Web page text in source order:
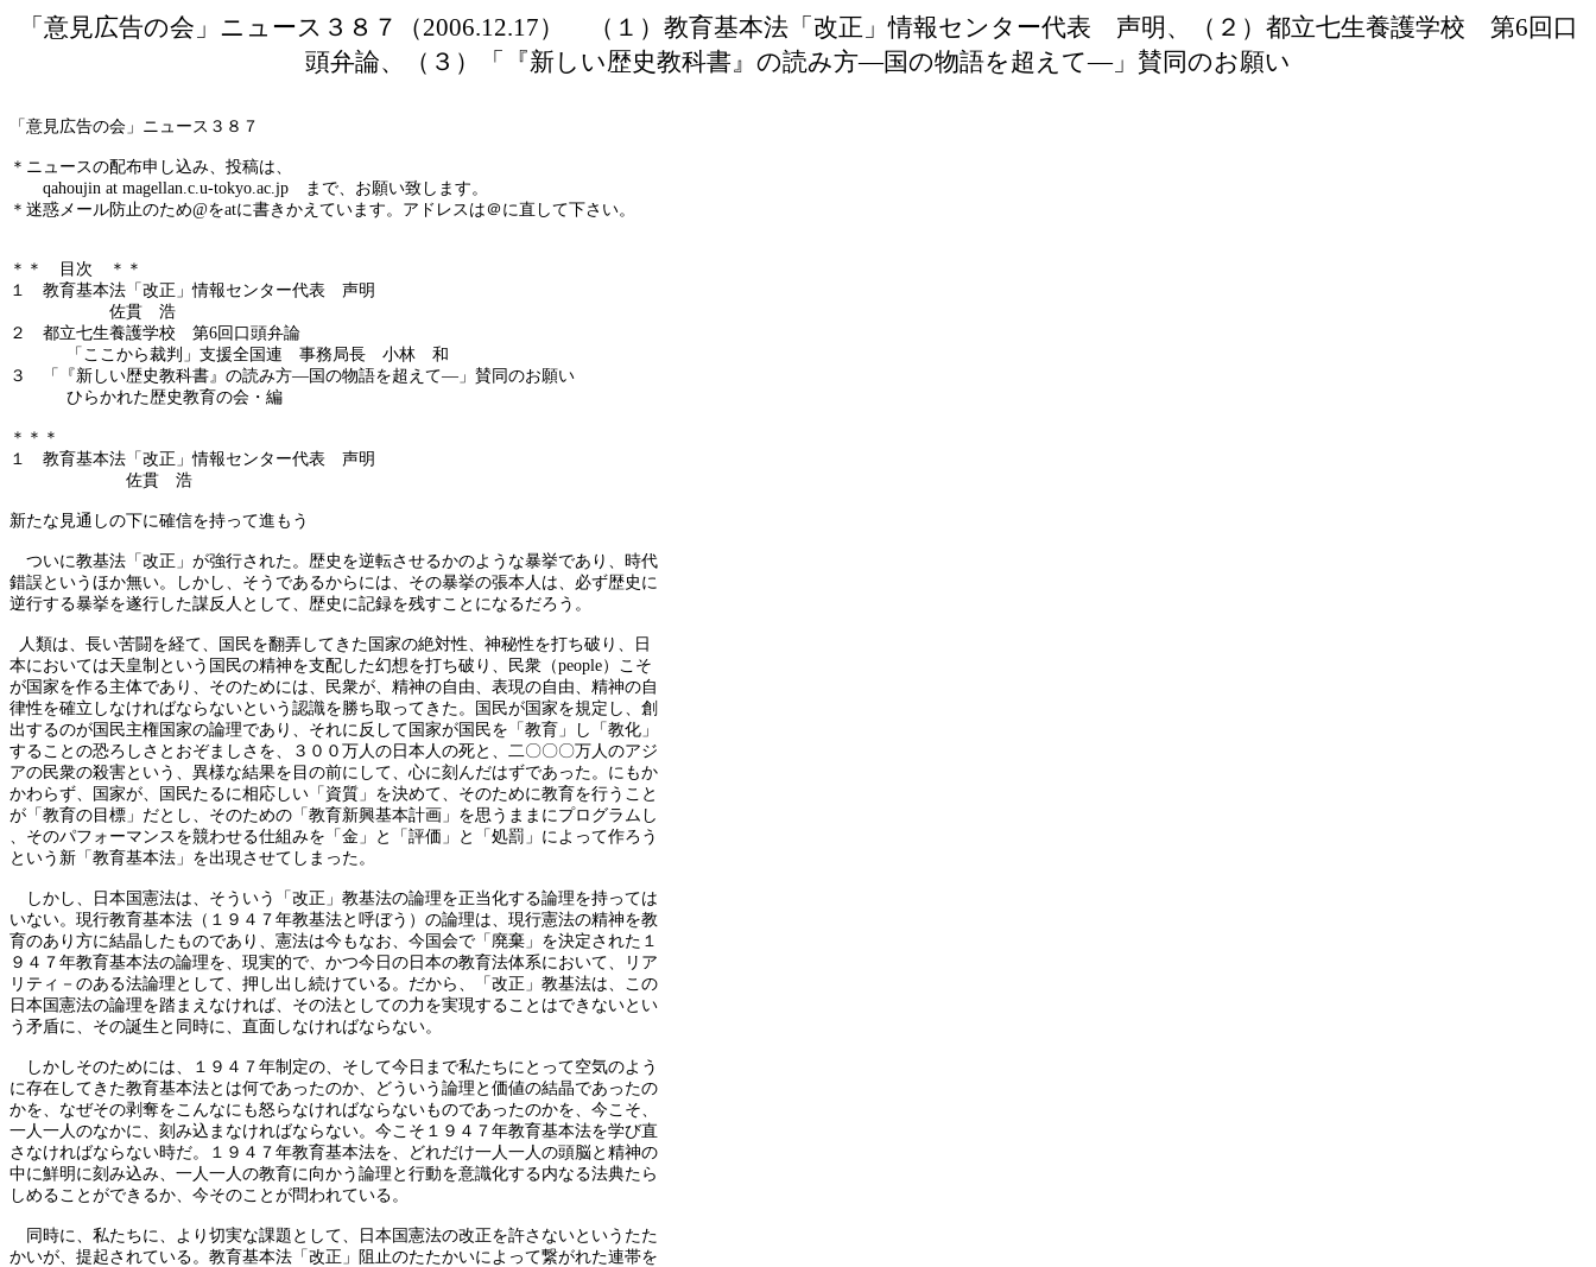
「意見広告の会」ニュース３８７（2006.12.17） （１）教育基本法「改正」情報センター代表 声明、（２）都立七生養護学校 第6回口
頭弁論、（３）「『新しい歴史教科書』の読み方―国の物語を超えて―」賛同のお願い
「意見広告の会」ニュース３８７
＊ニュースの配布申し込み、投稿は、
qahoujin at magellan.c.u-tokyo.ac.jp まで、お願い致します。
＊迷惑メール防止のため@をatに書きかえています。アドレスは＠に直して下さい。
＊＊ 目次 ＊＊
１ 教育基本法「改正」情報センター代表 声明
佐貫 浩
２ 都立七生養護学校 第6回口頭弁論
「ここから裁判」支援全国連 事務局長 小林 和
３ 「『新しい歴史教科書』の読み方―国の物語を超えて―」賛同のお願い
ひらかれた歴史教育の会・編
＊＊＊
１ 教育基本法「改正」情報センター代表 声明
佐貫 浩
新たな見通しの下に確信を持って進もう
ついに教基法「改正」が強行された。歴史を逆転させるかのような暴挙であり、時代
錯誤というほか無い。しかし、そうであるからには、その暴挙の張本人は、必ず歴史に
逆行する暴挙を遂行した謀反人として、歴史に記録を残すことになるだろう。
人類は、長い苦闘を経て、国民を翻弄してきた国家の絶対性、神秘性を打ち破り、日
本においては天皇制という国民の精神を支配した幻想を打ち破り、民衆（people）こそ
が国家を作る主体であり、そのためには、民衆が、精神の自由、表現の自由、精神の自
律性を確立しなければならないという認識を勝ち取ってきた。国民が国家を規定し、創
出するのが国民主権国家の論理であり、それに反して国家が国民を「教育」し「教化」
することの恐ろしさとおぞましさを、３００万人の日本人の死と、二〇〇〇万人のアジ
アの民衆の殺害という、異様な結果を目の前にして、心に刻んだはずであった。にもか
かわらず、国家が、国民たるに相応しい「資質」を決めて、そのために教育を行うこと
が「教育の目標」だとし、そのための「教育新興基本計画」を思うままにプログラムし
、そのパフォーマンスを競わせる仕組みを「金」と「評価」と「処罰」によって作ろう
という新「教育基本法」を出現させてしまった。
しかし、日本国憲法は、そういう「改正」教基法の論理を正当化する論理を持っては
いない。現行教育基本法（１９４７年教基法と呼ぼう）の論理は、現行憲法の精神を教
育のあり方に結晶したものであり、憲法は今もなお、今国会で「廃棄」を決定された１
９４７年教育基本法の論理を、現実的で、かつ今日の日本の教育法体系において、リア
リティ－のある法論理として、押し出し続けている。だから、「改正」教基法は、この
日本国憲法の論理を踏まえなければ、その法としての力を実現することはできないとい
う矛盾に、その誕生と同時に、直面しなければならない。
しかしそのためには、１９４７年制定の、そして今日まで私たちにとって空気のよう
に存在してきた教育基本法とは何であったのか、どういう論理と価値の結晶であったの
かを、なぜその剥奪をこんなにも怒らなければならないものであったのかを、今こそ、
一人一人のなかに、刻み込まなければならない。今こそ１９４７年教育基本法を学び直
さなければならない時だ。１９４７年教育基本法を、どれだけ一人一人の頭脳と精神の
中に鮮明に刻み込み、一人一人の教育に向かう論理と行動を意識化する内なる法典たら
しめることができるか、今そのことが問われている。
同時に、私たちに、より切実な課題として、日本国憲法の改正を許さないというたた
かいが、提起されている。教育基本法「改正」阻止のたたかいによって繋がれた連帯を